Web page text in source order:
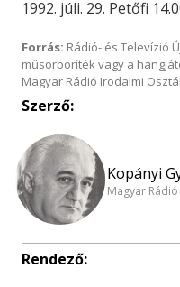
1992. júli. 29. Petőfi
Forrás: Rádió- és Televízió
műsorboríték vagy a
Magyar Rádió Irodalmi
Szerző:
Kopányi
Magyar
Rendező: